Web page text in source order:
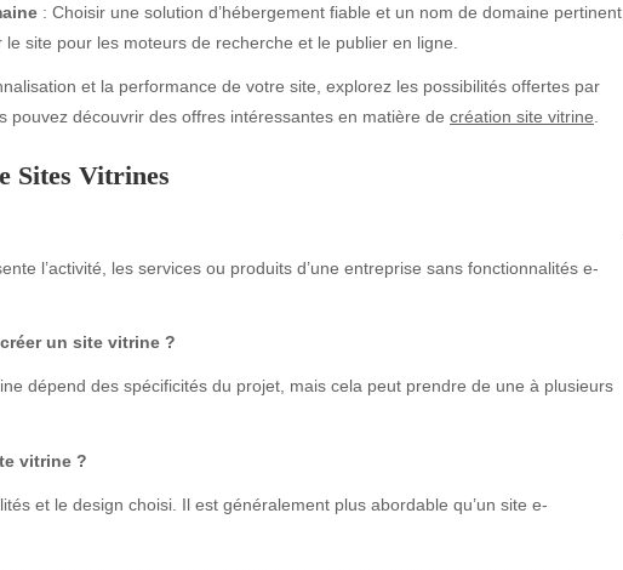
: Choisir une solution d’hébergement fiable et un nom de domaine pertinent.
le site pour les moteurs de recherche et le publier en ligne.
et la performance de votre site, explorez les possibilités offertes par
pouvez découvrir des offres intéressantes en matière de création site vitrine
Sites Vitrines
l’activité, les services ou produits d’une entreprise sans fonctionnalités e-
un site vitrine ?
dépend des spécificités du projet, mais cela peut prendre de une à plusieurs
vitrine ?
et le design choisi. Il est généralement plus abordable qu’un site e-
beauty
Business